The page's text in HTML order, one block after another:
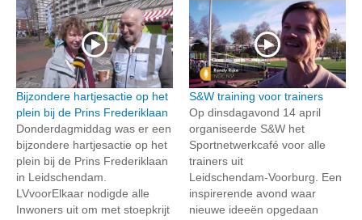
Bijzondere hartjesactie op het
plein bij de Prins Frederiklaan
Donderdagmiddag was er een
bijzondere hartjesactie op het
plein bij de Prins Frederiklaan
in Leidschendam.
LVvoorElkaar nodigde alle
Inwoners uit om met stoepkrijt
S&W training voor trainers
Op dinsdagavond 14 april
organiseerde S&W het
Sportnetwerkcafé voor alle
trainers uit
Leidschendam‑Voorburg. Een
inspirerende avond waar
nieuwe ideeën opgedaan